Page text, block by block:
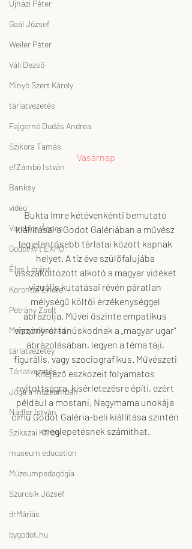
Ujházi Péter
Gaál József
Weiler Péter
Váli Dezső
Minyó Szert Károly
tárlatvezetés
Fajgerné Dudás Andrea
Szikora Tamás
efZámbó István
Banksy
video
Verebics Ágnes
Godot Art EXPO
Éles Lóránt
Koronczi Endre
Petrány Zsolt
Megnyitóbeszéd
tárlatvezetéy
Tárlatvezetés
Jóga a múzeumban
Nádler István
Szikszai Károly
museum education
Múzeumpedagógia
Szurcsik József
drMáriás
bygodot.hu
Vasárnap
Bukta Imre kétévenkénti bemutató
kiállításai a Godot Galériában a művész
legjelentősebb tárlatai között kapnak
helyet. A tíz éve szülőfalujába
visszaköltözött alkotó a magyar vidéket
vizuális kutatásai révén páratlan
mélységű költői érzékenységgel
ábrázolja. Művei őszinte empatikus
viszonyról tanúskodnak a „magyar ugar”
ábrázolásában, legyen a téma táji,
figurális, vagy szociografikus. Művészeti
kifejező eszközeit folyamatos
nyitottságra, kísérletezésre építi, ezért
például a mostani, Nagymama unokája
című Godot Galéria-beli kiállítása szintén
meglepetésnek számíthat.